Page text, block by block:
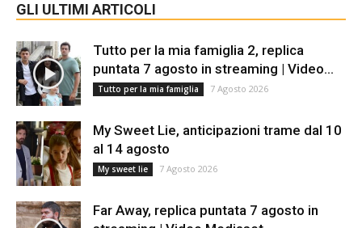
GLI ULTIMI ARTICOLI
Tutto per la mia famiglia 2, replica
puntata 7 agosto in streaming | Video...
Tutto per la mia famiglia 7 Agosto 2026
My Sweet Lie, anticipazioni trame dal 10
al 14 agosto
My sweet lie 7 Agosto 2026
Far Away, replica puntata 7 agosto in